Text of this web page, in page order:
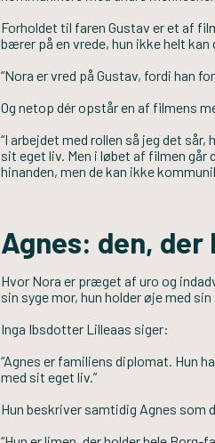
Forholdet til faren Gustav er et af
bærer på en vrede, hun ikke helt kan
“Nora er vred på Gustav, fordi han
Og netop dér opstår en af filmens
“I arbejdet med rollen så jeg det
sit eget liv. Men i løbet af filmen går
hinanden, men de kan ikke
Agnes: den, der
Hvor Nora er præget af uro og
sin syge mor, hun holder øje med
Inga Ibsdotter Lilleaas siger:
“Agnes er familiens diplomat. Hun
med sit eget liv.”
Hun beskriver samtidig Agnes som